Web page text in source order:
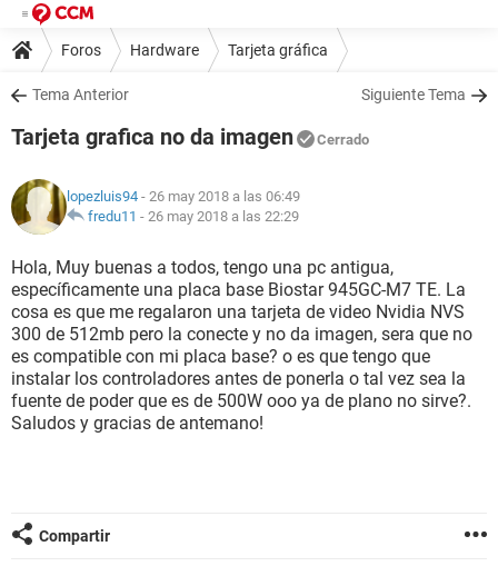
Foros Hardware Tarjeta gráfica
Tema Anterior Siguiente Tema
Tarjeta grafica no da imagen Cerrado
lopezluis94 - 26 may 2018 a las 06:49
fredu11 - 26 may 2018 a las 22:29
Hola, Muy buenas a todos, tengo una pc antigua,
específicamente una placa base Biostar 945GC-M7 TE. La
cosa es que me regalaron una tarjeta de video Nvidia NVS
300 de 512mb pero la conecte y no da imagen, sera que no
es compatible con mi placa base? o es que tengo que
instalar los controladores antes de ponerla o tal vez sea la
fuente de poder que es de 500W ooo ya de plano no sirve?.
Saludos y gracias de antemano!
Compartir